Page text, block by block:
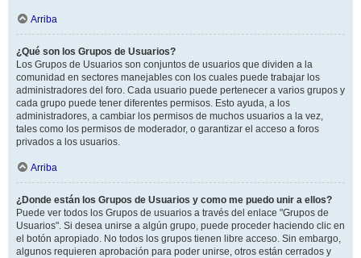
Arriba
¿Qué son los Grupos de Usuarios?
Los Grupos de Usuarios son conjuntos de usuarios que dividen a la
comunidad en sectores manejables con los cuales puede trabajar los
administradores del foro. Cada usuario puede pertenecer a varios grupos y
cada grupo puede tener diferentes permisos. Esto ayuda, a los
administradores, a cambiar los permisos de muchos usuarios a la vez,
tales como los permisos de moderador, o garantizar el acceso a foros
privados a los usuarios.
Arriba
¿Donde están los Grupos de Usuarios y como me puedo unir a ellos?
Puede ver todos los Grupos de usuarios a través del enlace "Grupos de
Usuarios". Si desea unirse a algún grupo, puede proceder haciendo clic en
el botón apropiado. No todos los grupos tienen libre acceso. Sin embargo,
algunos requieren aprobación para poder unirse, otros están cerrados y